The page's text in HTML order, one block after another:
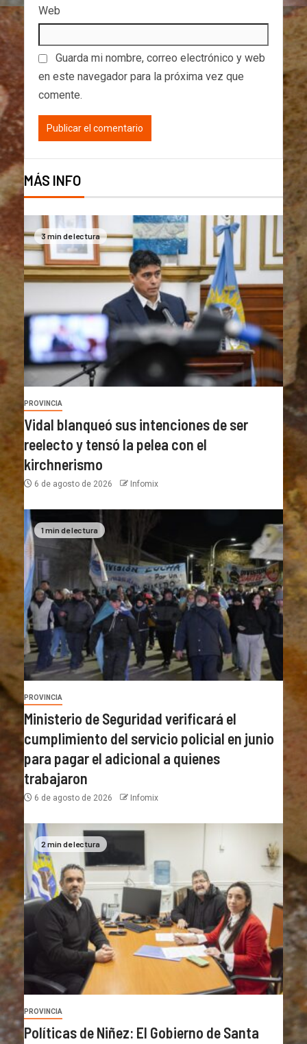
Web
Guarda mi nombre, correo electrónico y web
en este navegador para la próxima vez que
comente.
MÁS INFO
3 min de lectura
PROVINCIA
Vidal blanqueó sus intenciones de ser
reelecto y tensó la pelea con el
kirchnerismo
6 de agosto de 2026 Infomix
1 min de lectura
PROVINCIA
Ministerio de Seguridad verificará el
cumplimiento del servicio policial en junio
para pagar el adicional a quienes
trabajaron
6 de agosto de 2026 Infomix
2 min de lectura
PROVINCIA
Políticas de Niñez: El Gobierno de Santa